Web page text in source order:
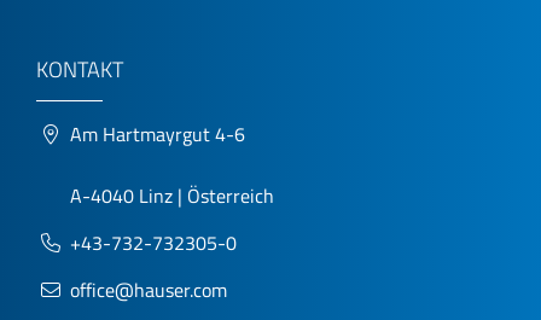
KONTAKT
Am Hartmayrgut 4-6
A-4040 Linz | Österreich
+43-732-732305-0
office@hauser.com